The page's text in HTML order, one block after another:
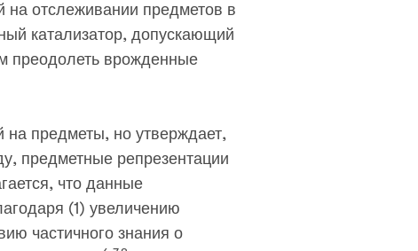
отслеживании предметов в
катализатор, допускающий
преодолеть врожденные
на предметы, но утверждает,
предметные репрезентации
что данные
(1) увеличению
частичного знания о